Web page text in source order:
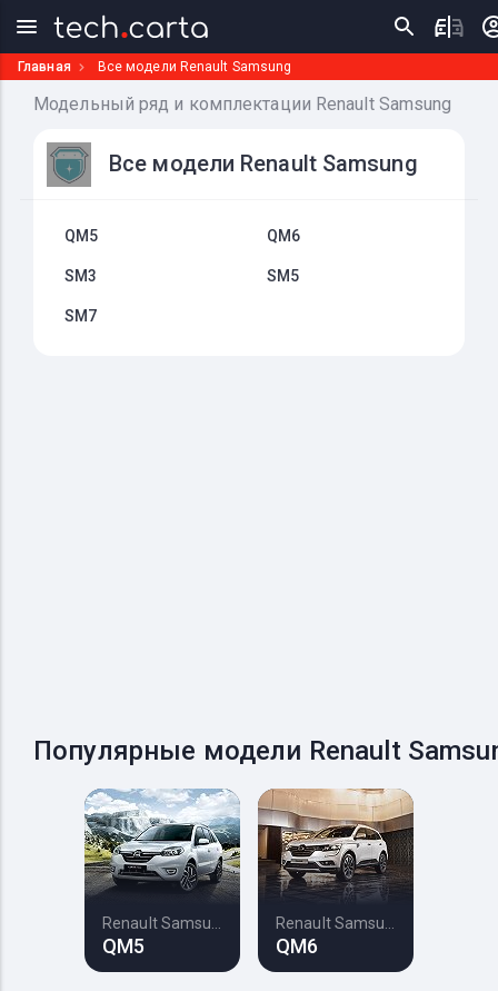
Главная Все модели Renault Samsung
Модельный ряд и комплектации Renault Samsung
Все модели Renault Samsung
QM5 QM6
SM3 SM5
SM7
Популярные модели Renault
QM5 QM6